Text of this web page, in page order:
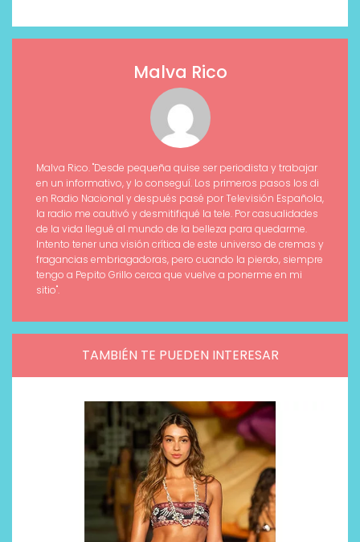
Malva Rico
Malva Rico. "Desde pequeña quise ser periodista y trabajar
en un informativo, y lo conseguí. Los primeros pasos los di
en Radio Nacional y después pasé por Televisión Española,
la radio me cautivó y desmitifiqué la tele. Por casualidades
de la vida llegué al mundo de la belleza para quedarme.
Intento tener una visión crítica de este universo de cremas y
fragancias embriagadoras, pero cuando la pierdo, siempre
tengo a Pepito Grillo cerca que vuelve a ponerme en mi
sitio".
TAMBIÉN TE PUEDEN INTERESAR